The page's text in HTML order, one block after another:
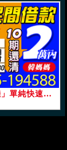
「桃園借錢」單純快速，民間借貸，每萬元月付1080起，2萬內，10期可還清「即樂貸」